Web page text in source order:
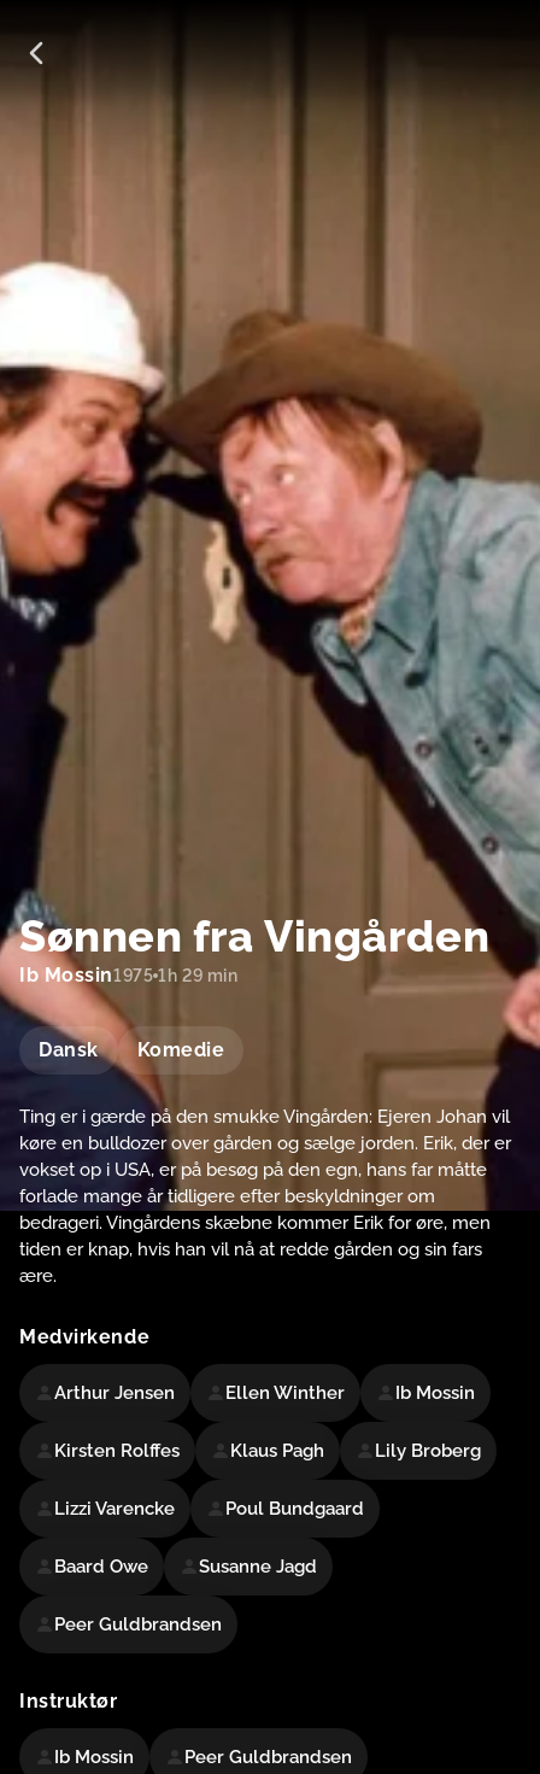
Sønnen fra Vingården
Ib Mossin1975 1h 29 min
Dansk Komedie
Ting er i gærde på den smukke Vingården: Ejeren Johan vil
køre en bulldozer over gården og sælge jorden. Erik, der er
vokset op i USA, er på besøg på den egn, hans far måtte
forlade mange år tidligere efter beskyldninger om
bedrageri. Vingårdens skæbne kommer Erik for øre, men
tiden er knap, hvis han vil nå at redde gården og sin fars
ære.
Medvirkende
Arthur Jensen Ellen Winther Ib Mossin
Kirsten Rolffes Klaus Pagh Lily Broberg
Lizzi Varencke Poul Bundgaard
Baard Owe Susanne Jagd
Peer Guldbrandsen
Instruktør
Ib Mossin Peer Guldbrandsen